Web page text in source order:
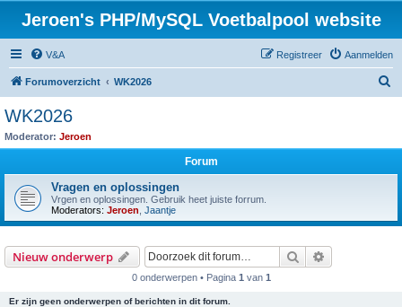
Jeroen's PHP/MySQL Voetbalpool website
V&A Aanmelden
Registreer
Forumoverzicht WK2026
WK2026
Moderator: Jeroen
Forum
Vragen en oplossingen
Vrgen en oplossingen. Gebruik heet juiste forrum.
Moderators: Jeroen Jaantje
Nieuw onderwerp Zoek
0 onderwerpen • Pagina 1 van 1
Er zijn geen onderwerpen of berichten in dit forum.